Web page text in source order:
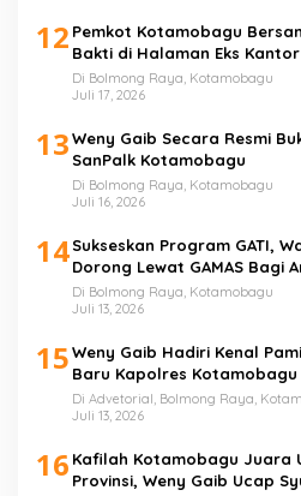
12 Pemkot Kotamobagu
Bakti di Halaman Eks
Di Bolmong Raya, Kotamobagu
Juli 17, 2026
13Weny Gaib Secara Resmi
SanPalk Kotamobagu
Di Bolmong Raya, Kotamobagu
Juli 16, 2026
14Sukseskan Program GATI,
Dorong Lewat GAMAS Bagi
Di Bolmong Raya, Kotamobagu
Juli 13, 2026
15Weny Gaib Hadiri Kenal
Baru Kapolres Kotamobagu
Di Advetorial, Bolmong Raya,
Juli 13, 2026
16 Kafilah Kotamobagu Juara
Provinsi, Weny Gaib Ucap